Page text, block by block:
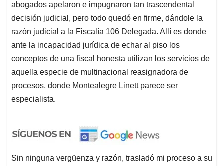
abogados apelaron e impugnaron tan trascendental
decisión judicial, pero todo quedó en firme, dándole la
razón judicial a la Fiscalía 106 Delegada. Allí es donde
ante la incapacidad jurídica de echar al piso los
conceptos de una fiscal honesta utilizan los servicios de
aquella especie de multinacional reasignadora de
procesos, donde Montealegre Linett parece ser
especialista.
Sin ninguna vergüenza y razón, trasladó mi proceso a su